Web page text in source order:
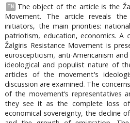
EN
The object of the article is the
Movement. The article reveals
initiators, the main priorities:
patriotism, education, economics. A
Žalgiris Resistance Movement is
euroscepticism, anti-Americanism
ideological and populist nature of
articles of the movement's
discussion are examined. The
of the movement’s representatives
they see it as the complete loss
economical sovereignty, the decline